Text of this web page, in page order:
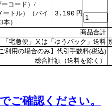
コード）/
ートル）（バイ
）
3,190 円
商品合計
「宅急便」又は「ゆうパック」送料
用の場合のみ】代引手数料(税込)
総合計額（送料を除く）
ご確認ください。